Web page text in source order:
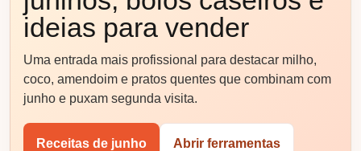
ideias para vender
Uma entrada mais profissional para destacar milho,
coco, amendoim e pratos quentes que combinam com
junho e puxam segunda visita.
Receitas de junho Abrir ferramentas